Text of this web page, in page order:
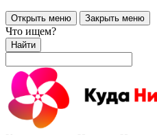
Открыть меню Закрыть меню
Что ищем?
Найти